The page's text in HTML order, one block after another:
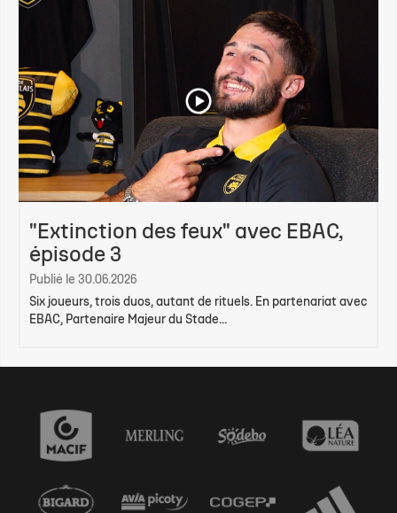
"Extinction des feux" avec EBAC,
épisode 3
Publié le 30.06.2026
Six joueurs, trois duos, autant de rituels. En partenariat avec
EBAC, Partenaire Majeur du Stade...